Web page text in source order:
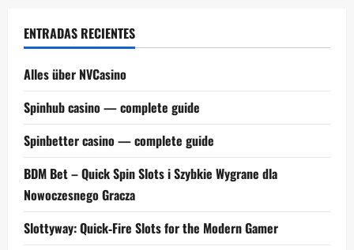
ENTRADAS RECIENTES
Alles über NVCasino
Spinhub casino — complete guide
Spinbetter casino — complete guide
BDM Bet – Quick Spin Slots i Szybkie Wygrane dla
Nowoczesnego Gracza
Slottyway: Quick‑Fire Slots for the Modern Gamer